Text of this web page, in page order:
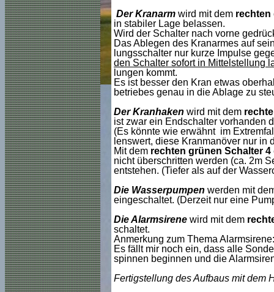
Der Kranarm wird mit dem rechten
in stabiler Lage belassen.
Wird der Schalter nach vorne
Das Ablegen des Kranarmes auf
lungsschalter nur kurze Impulse
den Schalter sofort in Mittelstellung
lungen kommt.
Es ist besser den Kran etwas
betriebes genau in die Ablage zu
Der Kranhaken wird mit dem
ist zwar ein Endschalter vorhanden
(Es könnte wie erwähnt im
lenswert, diese Kranmanöver nur in
Mit dem rechten grünen Schalter 4
nicht überschritten werden (ca. 2m
entstehen. (Tiefer als auf der
Die Wasserpumpen werden mit
eingeschaltet. (Derzeit nur eine
Die Alarmsirene wird mit dem
schaltet.
Anmerkung zum Thema Alarmsirene:
Es fällt mir noch ein, dass alle
spinnen beginnen und die
Fertigstellung des Aufbaus mit dem